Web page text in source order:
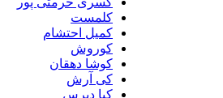
کلمست
کمیل احتشام
کوروش
کوشا دهقان
کی آرش
کیا دپرس